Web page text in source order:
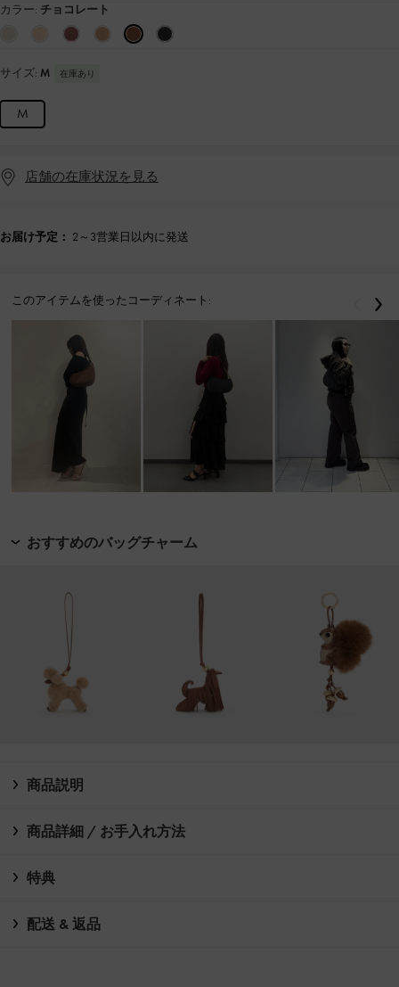
カラー: チョコレート
サイズ: M 在庫あり
M
店舗の在庫状況を見る
お届け予定： 2～3営業日以内に発送
このアイテムを使ったコーディネート: 戻る
おすすめのバッグチャーム
商品説明
商品詳細 / お手入れ方法
特典
配送 & 返品